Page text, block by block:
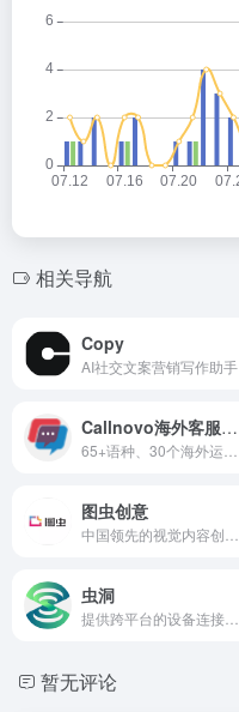
相关导航
Copy
AI社交文案营销写作助手
Callnovo海外客服外包
图虫创意
虫洞
暂无评论